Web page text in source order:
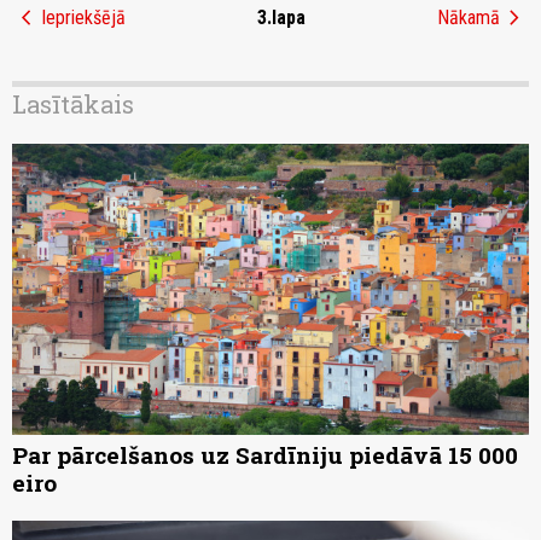
chevron_left Iepriekšējā 3.lapa Nākamā chevron_right
Lasītākais
Par pārcelšanos uz Sardīniju piedāvā 15 000
eiro